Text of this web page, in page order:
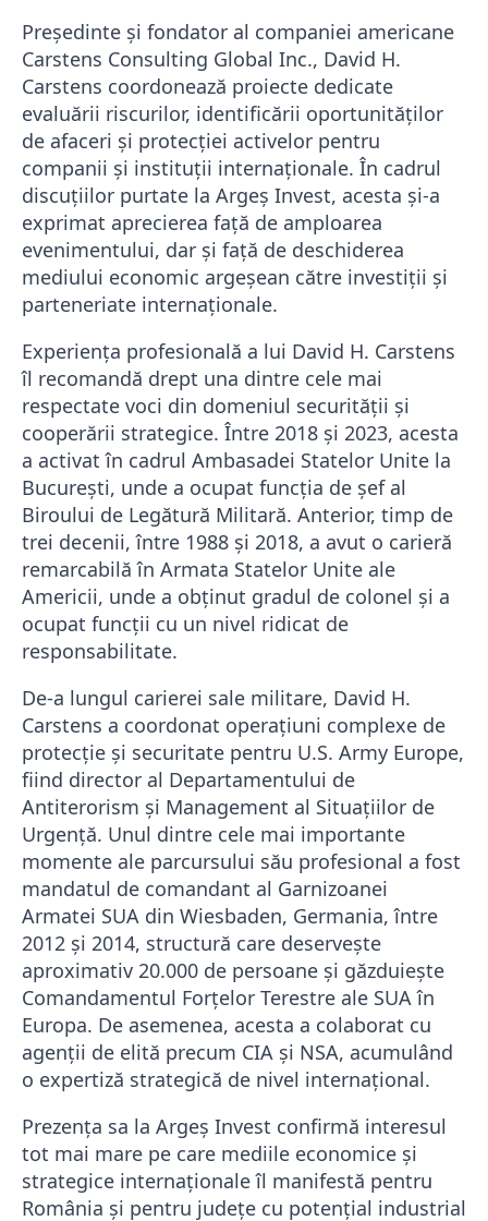
Președinte și fondator al companiei americane
Carstens Consulting Global Inc., David H.
Carstens coordonează proiecte dedicate
evaluării riscurilor, identificării oportunităților
de afaceri și protecției activelor pentru
companii și instituții internaționale. În cadrul
discuțiilor purtate la Argeș Invest, acesta și-a
exprimat aprecierea față de amploarea
evenimentului, dar și față de deschiderea
mediului economic argeșean către investiții și
parteneriate internaționale.
Experiența profesională a lui David H. Carstens
îl recomandă drept una dintre cele mai
respectate voci din domeniul securității și
cooperării strategice. Între 2018 și 2023, acesta
a activat în cadrul Ambasadei Statelor Unite la
București, unde a ocupat funcția de șef al
Biroului de Legătură Militară. Anterior, timp de
trei decenii, între 1988 și 2018, a avut o carieră
remarcabilă în Armata Statelor Unite ale
Americii, unde a obținut gradul de colonel și a
ocupat funcții cu un nivel ridicat de
responsabilitate.
De-a lungul carierei sale militare, David H.
Carstens a coordonat operațiuni complexe de
protecție și securitate pentru U.S. Army Europe,
fiind director al Departamentului de
Antiterorism și Management al Situațiilor de
Urgență. Unul dintre cele mai importante
momente ale parcursului său profesional a fost
mandatul de comandant al Garnizoanei
Armatei SUA din Wiesbaden, Germania, între
2012 și 2014, structură care deservește
aproximativ 20.000 de persoane și găzduiește
Comandamentul Forțelor Terestre ale SUA în
Europa. De asemenea, acesta a colaborat cu
agenții de elită precum CIA și NSA, acumulând
o expertiză strategică de nivel internațional.
Prezența sa la Argeș Invest confirmă interesul
tot mai mare pe care mediile economice și
strategice internaționale îl manifestă pentru
România și pentru județe cu potențial industrial